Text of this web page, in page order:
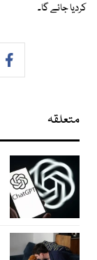
کردیا جائے گا۔
متعلقہ